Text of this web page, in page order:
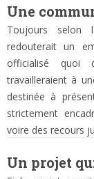
Une
Toujours selon
redouterait un
officialisé quoi
travailleraient à
destinée à
strictement
voire des recours
Un projet